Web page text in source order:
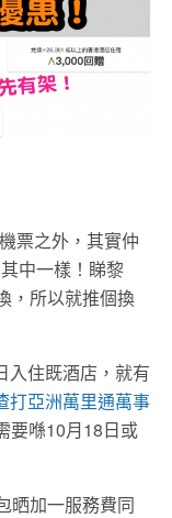
票之外，其實仲
中一樣！睇黎
，所以就推個換
入住既酒店，就有
打亞洲萬里通萬事
要喺10月18日或
晒加一服務費同